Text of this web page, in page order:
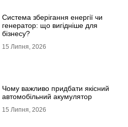
Система зберігання енергії чи
генератор: що вигідніше для
бізнесу?
15 Липня, 2026
Чому важливо придбати якісний
автомобільний акумулятор
15 Липня, 2026